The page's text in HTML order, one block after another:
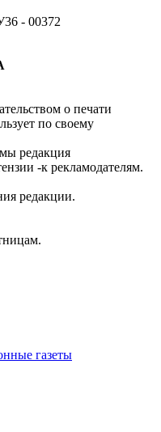
- 00372
о печати
по своему
редакция
-к рекламодателям.
редакции.
газеты